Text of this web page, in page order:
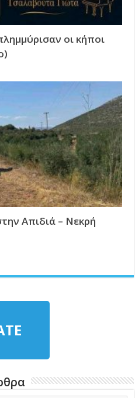
οι κήποι
Απιδιά – Νεκρή